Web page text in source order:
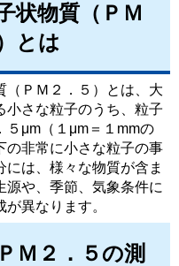
状物質（ＰＭ
とは
（ＰＭ２．５）とは、大
小さな粒子のうち、粒子
５μm（１μm＝１mmの
の非常に小さな粒子の事
には、様々な物質が含ま
源や、季節、気象条件に
異なります。
Ｍ２．５の測